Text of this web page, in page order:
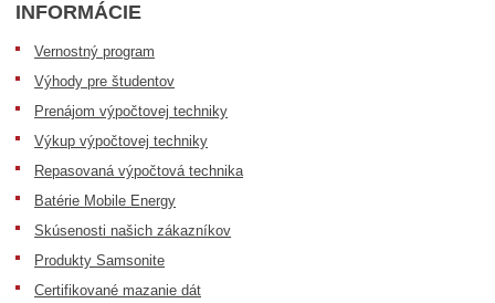
INFORMÁCIE
Vernostný program
Výhody pre študentov
Prenájom výpočtovej techniky
Výkup výpočtovej techniky
Repasovaná výpočtová technika
Batérie Mobile Energy
Skúsenosti našich zákazníkov
Produkty Samsonite
Certifikované mazanie dát